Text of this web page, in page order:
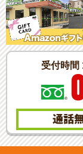
受付時間
通話